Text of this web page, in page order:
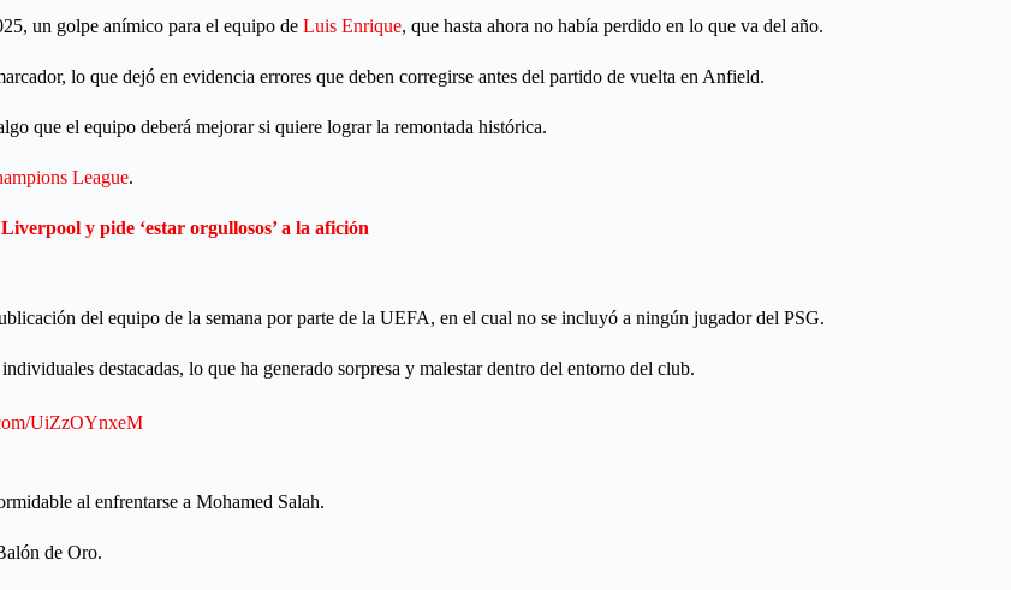
un golpe anímico para el equipo de Luis Enrique, que hasta ahora no había perdido en lo que va del año.
lo que dejó en evidencia errores que deben corregirse antes del partido de vuelta en Anfield.
que el equipo deberá mejorar si quiere lograr la remontada histórica.
League.
y pide ‘estar orgullosos’ a la afición
del equipo de la semana por parte de la UEFA, en el cual no se incluyó a ningún jugador del PSG.
destacadas, lo que ha generado sorpresa y malestar dentro del entorno del club.
UiZzOYnxeM
al enfrentarse a Mohamed Salah.
de Oro.